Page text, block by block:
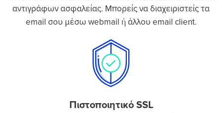
αντιγράφων ασφαλείας. Μπορείς να διαχειριστείς τα
email σου μέσω webmail ή άλλου email client.
Πιστοποιητικό SSL